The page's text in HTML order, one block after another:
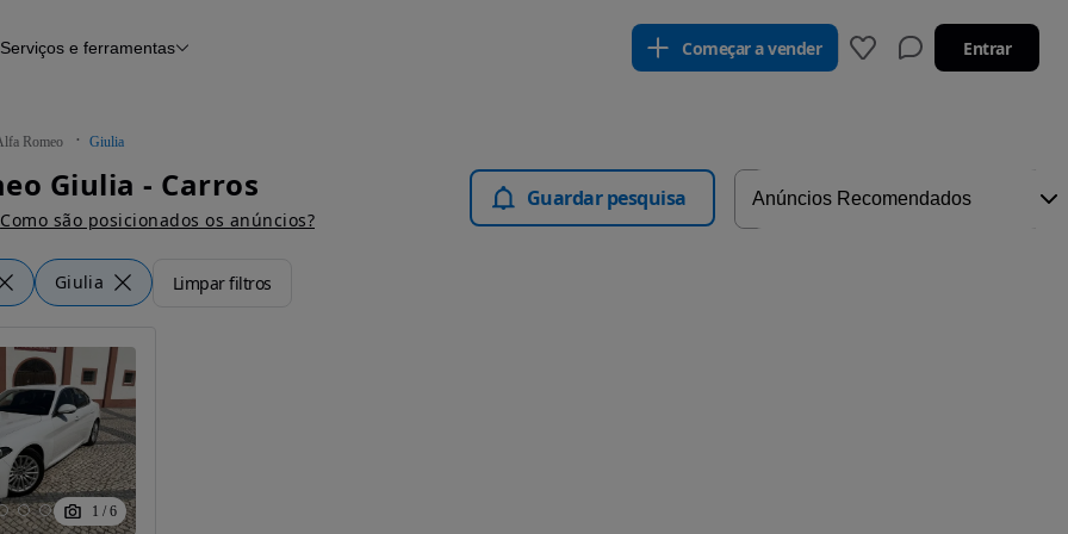
Histórico do veículo
Serviços e ferramentas Começar a vender Entrar
Romeo Giulia
Giulia - Carros
Como são posicionados os anúncios?
Guardar pesquisa
Giulia Limpar filtros
1 / 6